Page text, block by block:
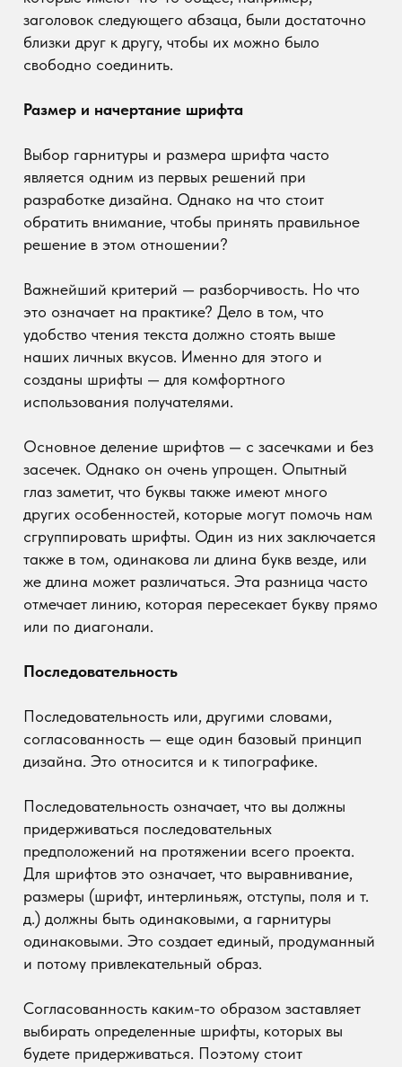
Основное деление шрифтов — с засечками и без
засечек. Однако он очень упрощен. Опытный
глаз заметит, что буквы также имеют много
других особенностей, которые могут помочь нам
также в том, одинакова ли длина букв везде, или
же длина может различаться. Эта разница часто
или по диагонали.
Последовательность
Последовательность или, другими словами,
согласованность — еще один базовый принцип
дизайна. Это относится и к типографике.
Последовательность означает, что вы должны
придерживаться последовательных
предположений на протяжении всего проекта.
Для шрифтов это означает, что выравнивание,
размеры (шрифт, интерлиньяж, отступы, поля и т.
д.) должны быть одинаковыми, а гарнитуры
одинаковыми. Это создает единый, продуманный
и потому привлекательный образ.
Согласованность каким-то образом заставляет
выбирать определенные шрифты, которых вы
будете придерживаться. Поэтому стоит
ограничить их количество. -
Дизайн должен дышать
Последний вопрос — это пространство, которое
вы должны оставить для дизайна. Стена текста
непривлекательна ни для просмотра, ни для
чтения. Поэтому каждый дизайнер или
графический дизайнер должен не забывать
или воздух.
Часто существует тенденция использовать
Однако эти пробелы делают свое дело и делают
чтение текста удобным. Поэтому давайте
позаботимся о соответствующем межстрочном
интервале, который обеспечит достаточно света.
будет легче читаться и намного аккуратнее.
Уверенные бренды не боятся таких решений и
понимают, что прозрачный дизайн, даже если он
подразумевает оставление «пустого»
пространства, выглядит гораздо лучше, чем
множество элементов.
Можете написать мне на TG@sitebuyпо поводу
разработки продающего сайта для вашего
бизнеса, где будет присутствовать воздух,
нужный размер шрифта и правильная